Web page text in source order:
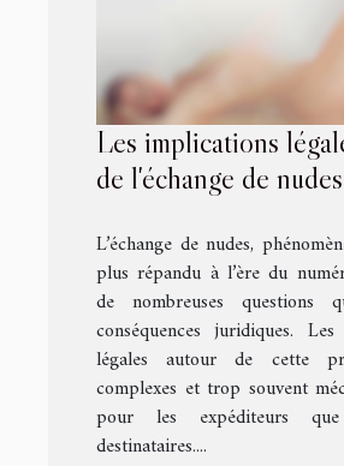
Les implications
de l'échange de nudes
L’échange de nudes,
plus répandu à l’ère du
de nombreuses questions
conséquences juridiques.
légales autour de cette
complexes et trop souvent
pour les expéditeurs
destinataires....